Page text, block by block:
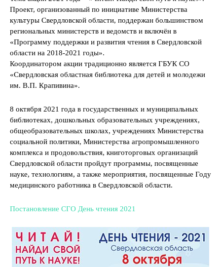
Проект, организованный по инициативе Министерства
культуры Свердловской области, поддержан большинством
региональных министерств и ведомств и включён в
«Программу поддержки и развития чтения в Свердловской
области на 2018-2021 годы».
Координатором акции традиционно является ГБУК СО
«Свердловская областная библиотека для детей и молодежи
им. В.П. Крапивина».
8 октября 2021 года в государственных и муниципальных
библиотеках, дошкольных образовательных учреждениях,
общеобразовательных школах, учреждениях Министерства
социальной политики, Министерства агропромышленного
комплекса и продовольствия, книготорговых организаций
Свердловской области пройдут программы, посвященные
науке, технологиям, а также мероприятия, посвященные Году
медицинского работника в Свердловской области.
Постановление СГО День чтения 2021